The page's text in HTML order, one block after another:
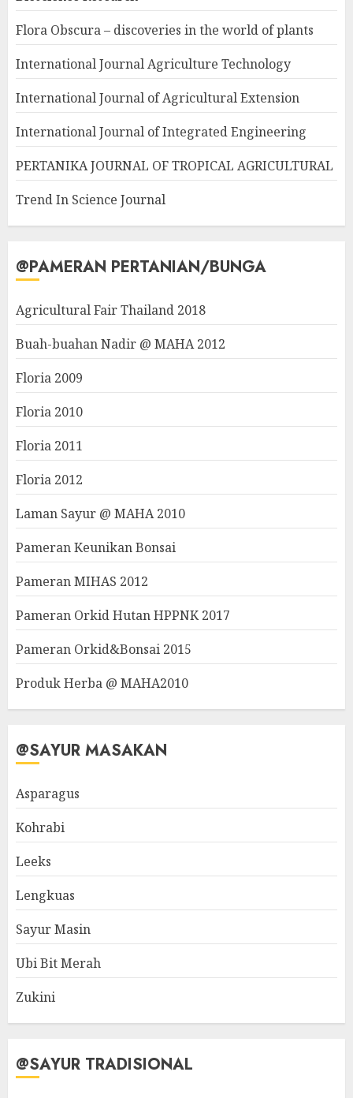
Flora Obscura – discoveries in the world of plants
International Journal Agriculture Technology
International Journal of Agricultural Extension
International Journal of Integrated Engineering
PERTANIKA JOURNAL OF TROPICAL AGRICULTURAL
Trend In Science Journal
@PAMERAN PERTANIAN/BUNGA
Agricultural Fair Thailand 2018
Buah-buahan Nadir @ MAHA 2012
Floria 2009
Floria 2010
Floria 2011
Floria 2012
Laman Sayur @ MAHA 2010
Pameran Keunikan Bonsai
Pameran MIHAS 2012
Pameran Orkid Hutan HPPNK 2017
Pameran Orkid&Bonsai 2015
Produk Herba @ MAHA2010
@SAYUR MASAKAN
Asparagus
Kohrabi
Leeks
Lengkuas
Sayur Masin
Ubi Bit Merah
Zukini
@SAYUR TRADISIONAL